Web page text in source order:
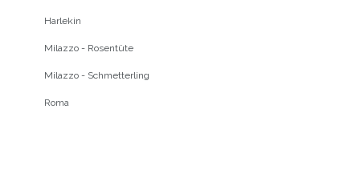
Harlekin
Milazzo - Rosentüte
Milazzo - Schmetterling
Roma